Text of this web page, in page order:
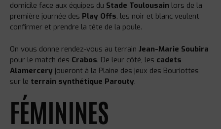
domicile face aux équipes du Stade Toulousain lors de la
première journée des Play Offs, les noir et blanc veulent
confirmer et prendre la tête de la poule.
On vous donne rendez-vous au terrain Jean-Marie Soubira
pour le match des Crabos. De leur côté, les cadets
Alamercery joueront à la Plaine des jeux des Bouriottes
sur le terrain synthétique Parouty.
FÉMININES